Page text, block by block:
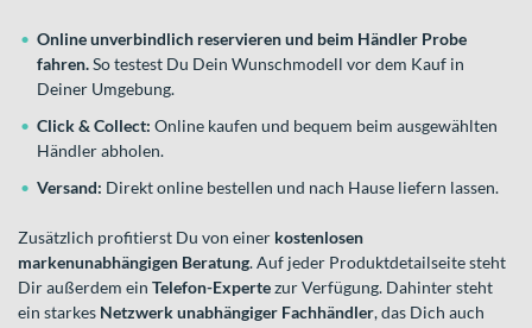
Online unverbindlich reservieren und beim Händler Probe
fahren.So testest Du Dein Wunschmodell vor dem Kauf in
Deiner Umgebung.
Click & Collect: Online kaufen und bequem beim ausgewählten
Händler abholen.
Versand: Direkt online bestellen und nach Hause liefern lassen.
Zusätzlich profitierst Du von einer kostenlosen
markenunabhängigen Beratung. Auf jeder Produktdetailseite steht
Dir außerdem ein Telefon-Expertezur Verfügung. Dahinter steht
ein starkes Netzwerk unabhängiger Fachhändler, das Dich auch